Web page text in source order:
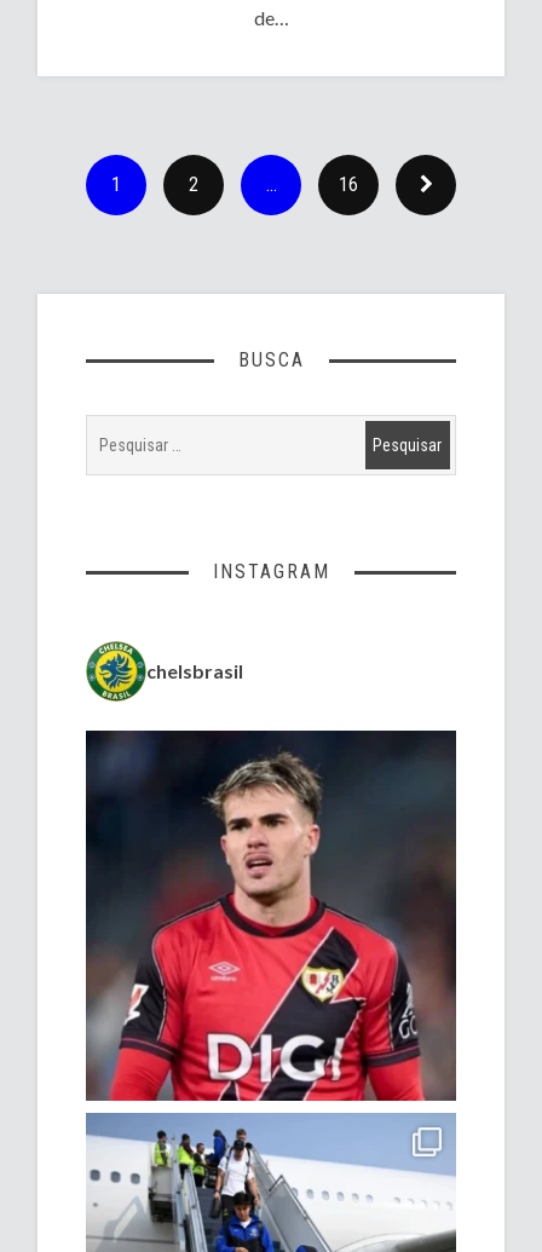
de…
1 2 … 16
BUSCA
INSTAGRAM
chelsbrasil